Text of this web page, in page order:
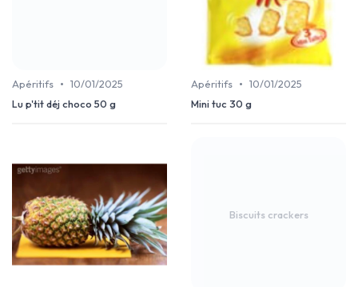
Apéritifs • 10/01/2025
Lu p'tit déj choco 50 g
Apéritifs • 10/01/2025
Mini tuc 30 g
Biscuits crackers